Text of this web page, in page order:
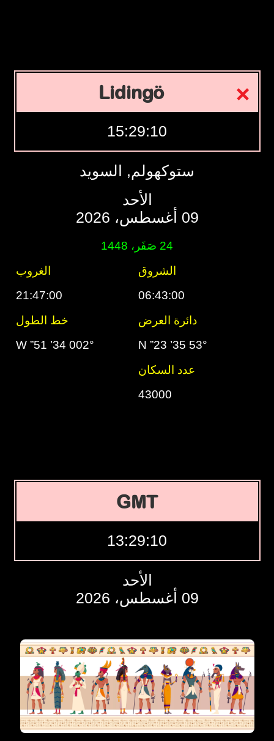
Lidingö
15:29:11
ستوكهولم, السويد
الأحد
09 أغسطس، 2026
24 صَفَر، 1448
الشروق
الغروب
06:43:00
21:47:00
دائرة العرض
خط الطول
53° 35’ 23” N
002° 34’ 51” W
عدد السكان
43000
GMT
13:29:11
الأحد
09 أغسطس، 2026